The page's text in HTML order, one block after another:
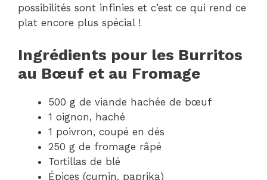
possibilités sont infinies et c’est ce qui rend ce
plat encore plus spécial !
Ingrédients pour les Burritos
au Bœuf et au Fromage
500 g de viande hachée de bœuf
1 oignon, haché
1 poivron, coupé en dés
250 g de fromage râpé
Tortillas de blé
Épices (cumin, paprika)